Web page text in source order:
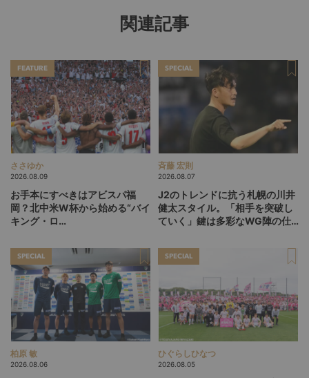
関連記事
FEATURE
ささゆか
2026.08.09
お手本にすべきはアビスパ福
岡？北中米W杯から始める“バイ
キング・ロ
探す旅
SPECIAL
斉藤 宏則
2026.08.07
J2のトレンドに抗う札幌の川井
健太スタイル。「相手を突破し
ていく」鍵は多彩なWG陣の仕
SPECIAL
柏原 敏
2026.08.06
SPECIAL
ひぐらしひなつ
2026.08.05